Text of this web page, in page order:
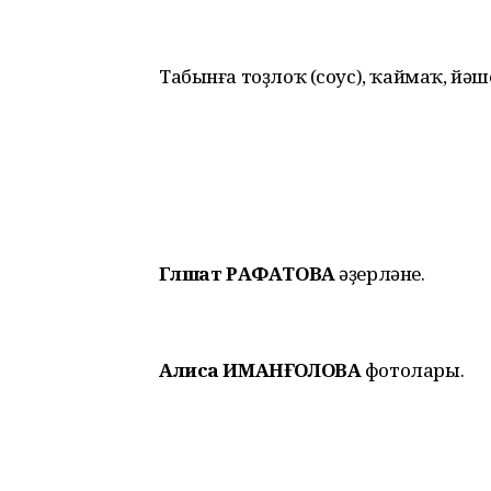
Табынға тоҙлоҡ (соус), ҡаймаҡ,
Гөлшат РАФАТОВАәҙерләне.
Алиса ИМАНҒОЛОВАфотолары.